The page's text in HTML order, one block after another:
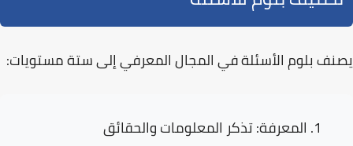
يصنف بلوم الأسئلة في المجال المعرفي إلى ستة مستويات:
المعرفة:تذكر المعلومات والحقائق